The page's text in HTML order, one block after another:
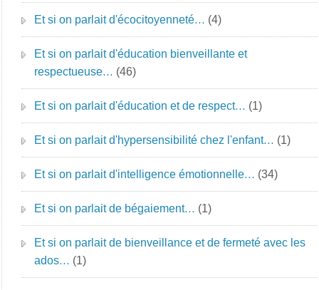
Et si on parlait d'écocitoyenneté… (4)
Et si on parlait d'éducation bienveillante et
respectueuse… (46)
Et si on parlait d'éducation et de respect… (1)
Et si on parlait d'hypersensibilité chez l'enfant… (1)
Et si on parlait d'intelligence émotionnelle… (34)
Et si on parlait de bégaiement… (1)
Et si on parlait de bienveillance et de fermeté avec les
ados… (1)